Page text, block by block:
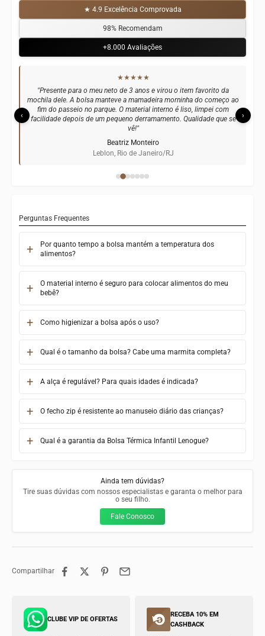
★ 4.9 Excelência Comprovada
98% Recomendam
+8.000 Avaliações
‹ ›
★★★★★
"Presente para o meu neto de 3 anos e virou o item favorito da
mochila dele. A bolsa manteve a mamadeira morninha do começo ao
fim do passeio no parque. O material interno é liso, limpei com
facilidade depois de um pequeno derramamento. Qualidade que se
vê!"
Beatriz Monteiro
Leblon, Rio de Janeiro/RJ
Perguntas Frequentes
Por quanto tempo a bolsa mantém a temperatura dos
alimentos?
O material interno é seguro para colocar alimentos do meu
bebê?
Como higienizar a bolsa após o uso?
Qual é o tamanho da bolsa? Cabe uma marmita completa?
A alça é regulável? Para quais idades é indicada?
O fecho zip é resistente ao manuseio diário das crianças?
Qual é a garantia da Bolsa Térmica Infantil Lenogue?
Ainda tem dúvidas?
Tire suas dúvidas com nossos especialistas e garanta o melhor para
o seu filho.
Fale Conosco
Compartilhar
CLUBE VIP DE OFERTAS
RECEBA 10% EM
CASHBACK